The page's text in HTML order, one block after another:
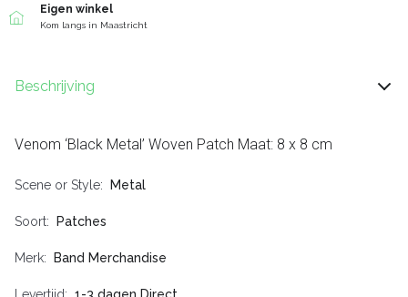
Eigen winkel
Kom langs in Maastricht
Beschrijving
Venom ‘Black Metal’ Woven Patch Maat: 8 x 8 cm
Scene or Style Metal
Soort Patches
Merk Band Merchandise